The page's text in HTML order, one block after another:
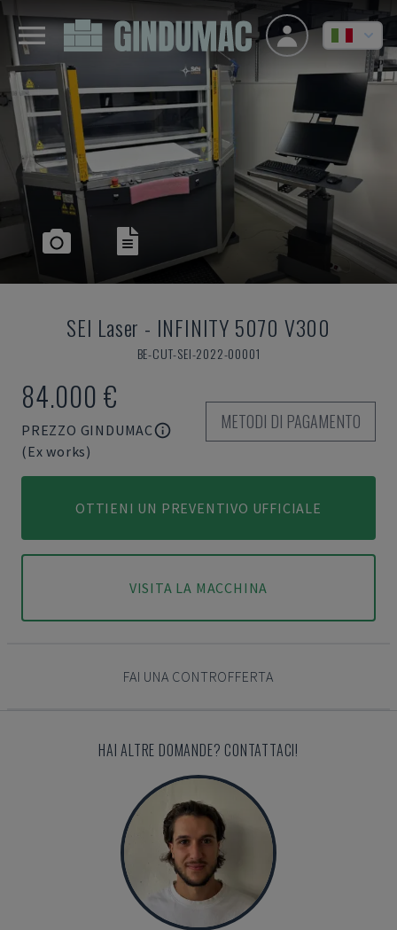
SEI Laser - INFINITY 5070 V300
BE-CUT-SEI-2022-00001
84.000 €
PREZZO GINDUMAC
(Ex works)
METODI DI PAGAMENTO
OTTIENI UN PREVENTIVO UFFICIALE
VISITA LA MACCHINA
FAI UNA CONTROFFERTA
HAI ALTRE DOMANDE? CONTATTACI!